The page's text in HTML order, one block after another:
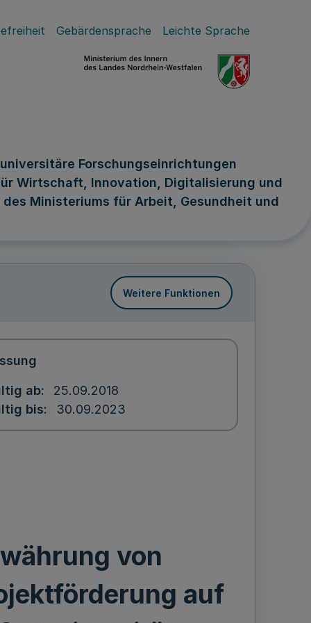
Gebärdensprache Leichte Sprache
Forschungseinrichtungen
Wirtschaft, Innovation, Digitalisierung und
Ministeriums für Arbeit, Gesundheit und
Weitere Funktionen
ab
25.09.2018
bis
30.09.2023
von
auf